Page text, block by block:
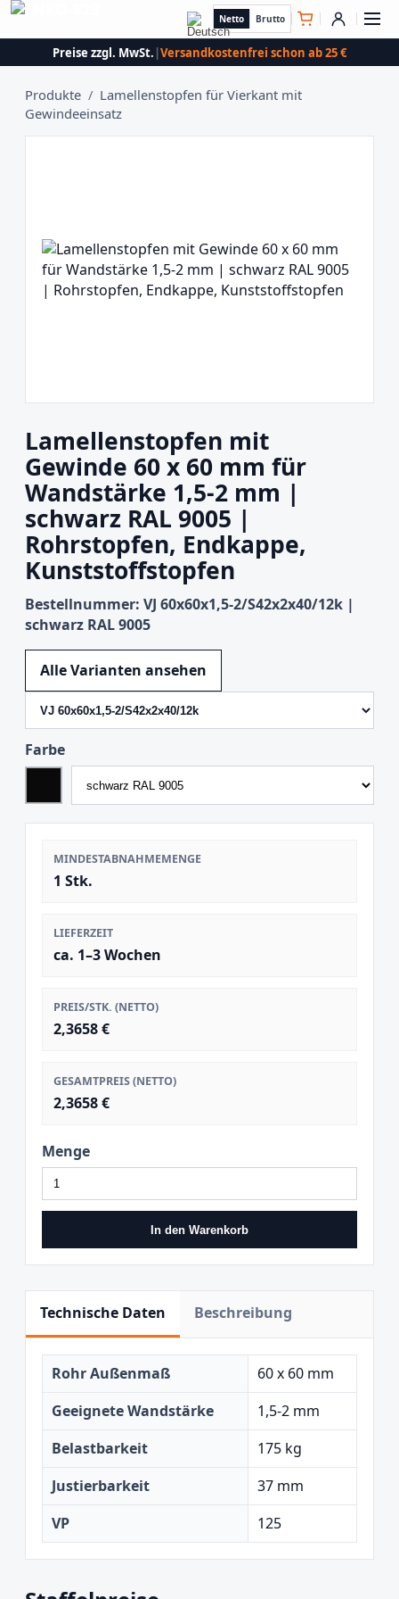
Netto Brutto
Preise zzgl. MwSt. |Versandkostenfrei schon ab 25 €
Produkte / Lamellenstopfen für Vierkant mit
Gewindeeinsatz
Lamellenstopfen mit
Gewinde 60 x 60 mm für
Wandstärke 1,5-2 mm |
schwarz RAL 9005 |
Rohrstopfen, Endkappe,
Kunststoffstopfen
Bestellnummer: VJ 60x60x1,5-2/S42x2x40/12k |
schwarz RAL 9005
Alle Varianten ansehen
Farbe
MINDESTABNAHMEMENGE
1 Stk.
LIEFERZEIT
ca. 1–3 Wochen
PREIS/STK. (NETTO)
2,3658 €
GESAMTPREIS (NETTO)
2,3658 €
Menge
In den Warenkorb
Technische Daten Beschreibung
Rohr Außenmaß
60 x 60 mm
Geeignete Wandstärke
1,5-2 mm
Belastbarkeit
175 kg
Justierbarkeit
37 mm
VP
125